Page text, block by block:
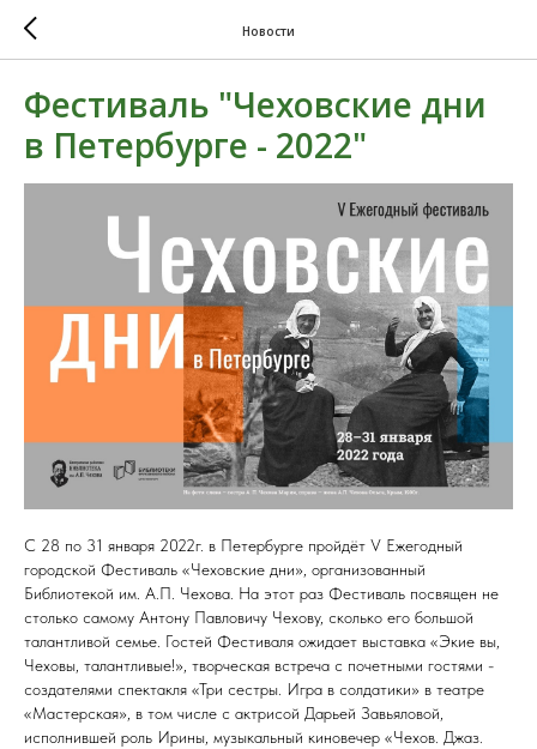
Новости
Фестиваль "Чеховские дни
в Петербурге - 2022"
С 28 по 31 января 2022г. в Петербурге пройдёт V Ежегодный
городской Фестиваль «Чеховские дни», организованный
Библиотекой им. А.П. Чехова. На этот раз Фестиваль посвящен не
столько самому Антону Павловичу Чехову, сколько его большой
талантливой семье. Гостей Фестиваля ожидает выставка «Экие вы,
Чеховы, талантливые!», творческая встреча с почетными гостями -
создателями спектакля «Три сестры. Игра в солдатики» в театре
«Мастерская», в том числе с актрисой Дарьей Завьяловой,
исполнившей роль Ирины, музыкальный киновечер «Чехов. Джаз.